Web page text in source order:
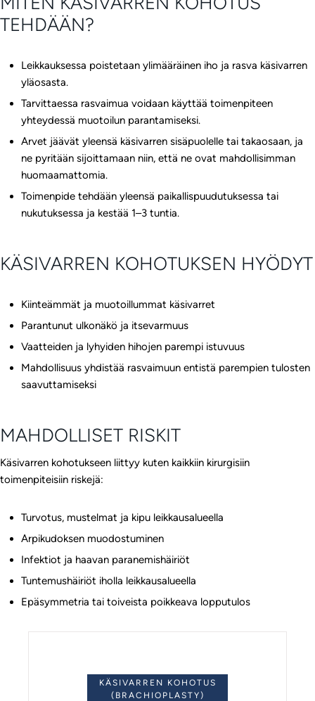
TEHDÄÄN?
Leikkauksessa poistetaan ylimääräinen iho ja rasva käsivarren
yläosasta.
Tarvittaessa rasvaimua voidaan käyttää toimenpiteen
yhteydessä muotoilun parantamiseksi.
Arvet jäävät yleensä käsivarren sisäpuolelle tai takaosaan, ja
ne pyritään sijoittamaan niin, että ne ovat mahdollisimman
huomaamattomia.
Toimenpide tehdään yleensä paikallispuudutuksessa tai
nukutuksessa ja kestää 1–3 tuntia.
KÄSIVARREN KOHOTUKSEN HYÖDYT
Kiinteämmät ja muotoillummat käsivarret
Parantunut ulkonäkö ja itsevarmuus
Vaatteiden ja lyhyiden hihojen parempi istuvuus
Mahdollisuus yhdistää rasvaimuun entistä parempien tulosten
saavuttamiseksi
MAHDOLLISET RISKIT
Käsivarren kohotukseen liittyy kuten kaikkiin kirurgisiin
toimenpiteisiin riskejä:
Turvotus, mustelmat ja kipu leikkausalueella
Arpikudoksen muodostuminen
Infektiot ja haavan paranemishäiriöt
Tuntemushäiriöt iholla leikkausalueella
Epäsymmetria tai toiveista poikkeava lopputulos
KÄSIVARREN KOHOTUS
(BRACHIOPLASTY)